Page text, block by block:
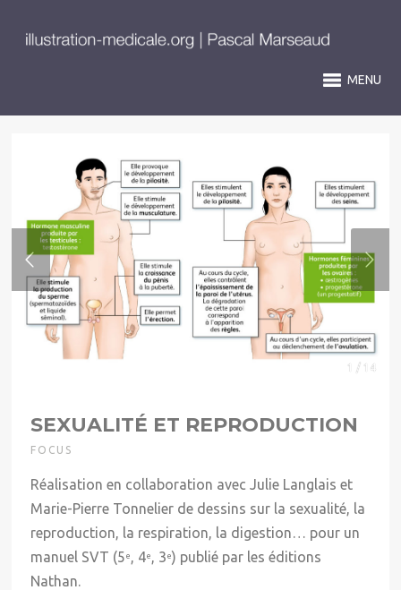
MENU
1 / 14
SEXUALITÉ ET REPRODUCTION
FOCUS
Réalisation en collaboration avec Julie Langlais et
Marie-Pierre Tonnelier de dessins sur la sexualité, la
reproduction, la respiration, la digestion… pour un
manuel SVT (5 e , 4e , 3 e) publié par les éditions
Nathan.